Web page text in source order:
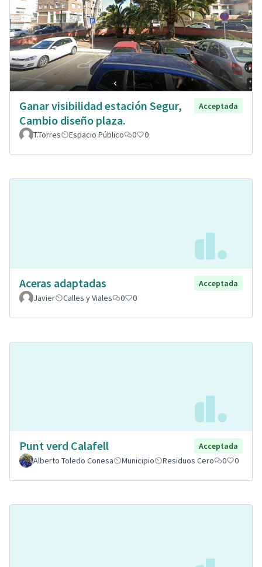
Ganar visibilidad estación Segur,
Cambio diseño plaza.
Acceptada
T.Torres Espacio Público 0 0
Aceras adaptadas
Acceptada
Javier
Calles y Viales 0 0
Punt verd Calafell
Acceptada
Alberto Toledo Conesa
Municipio Residuos Cero 0 0